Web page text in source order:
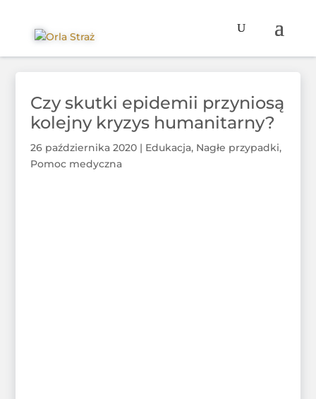
Czy skutki epidemii przyniosą
kolejny kryzys humanitarny?
26 października 2020| Edukacja, Nagłe przypadki,
Pomoc medyczna